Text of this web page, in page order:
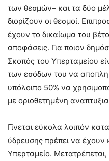
των θεσμών– και τα δύο
διορίζουν οι θεσμοί.
έχουν το δικαίωμα του
αποφάσεις. Για ποιον
Σκοπός του Υπερταμείου
των εσόδων του να
υπόλοιπο 50% να
με οριοθετημένη
Γίνεται εύκολα λοιπόν
ύδρευσης πρέπει να έχουν
Υπερταμείο.